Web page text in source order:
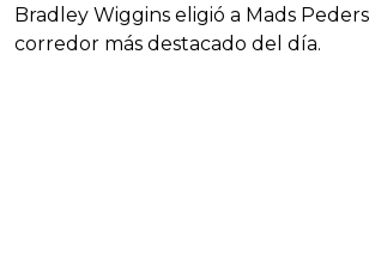
Bradley Wiggins eligió a Mads
corredor más destacado del día.